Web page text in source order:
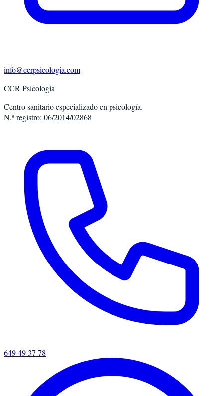
info@ccrpsicologia.com
CCR Psicología
Centro sanitario especializado en psicología.
N.º registro: 06/2014/02868
649 49 37 78